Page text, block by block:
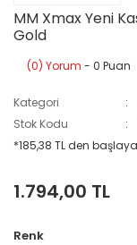
MM Xmax Yeni
Gold
(0) Yorum - 0 Puan
Kategori
Stok Kodu
*185,38 TL den
1.794,00 TL
Renk